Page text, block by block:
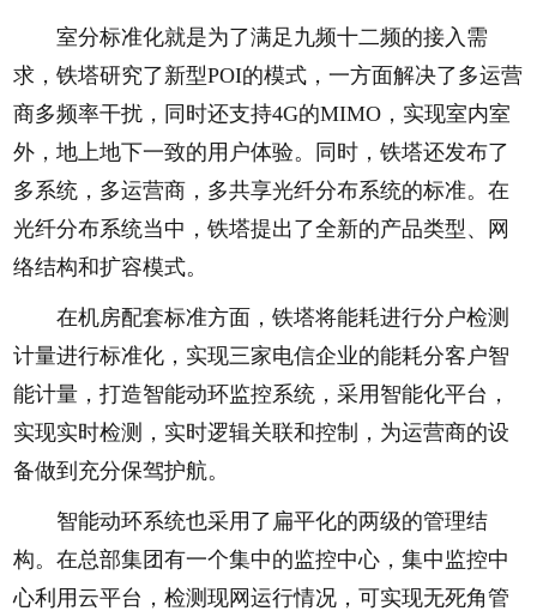
室分标准化就是为了满足九频十二频的接入需
求，铁塔研究了新型POI的模式，一方面解决了多运营
商多频率干扰，同时还支持4G的MIMO，实现室内室
外，地上地下一致的用户体验。同时，铁塔还发布了
多系统，多运营商，多共享光纤分布系统的标准。在
光纤分布系统当中，铁塔提出了全新的产品类型、网
络结构和扩容模式。
在机房配套标准方面，铁塔将能耗进行分户检测
计量进行标准化，实现三家电信企业的能耗分客户智
能计量，打造智能动环监控系统，采用智能化平台，
实现实时检测，实时逻辑关联和控制，为运营商的设
备做到充分保驾护航。
智能动环系统也采用了扁平化的两级的管理结
构。在总部集团有一个集中的监控中心，集中监控中
心利用云平台，检测现网运行情况，可实现无死角管